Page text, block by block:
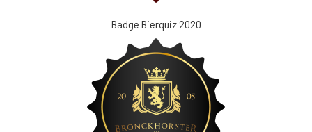
Badge Bierquiz 2020